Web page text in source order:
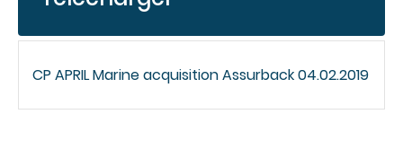
CP APRIL Marine acquisition Assurback 04.02.2019